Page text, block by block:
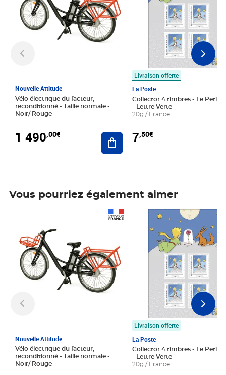
Nouvelle Attitude
Vélo électrique du facteur,
reconditionné - Taille normale -
Noir/ Rouge
1 490,00€ Ajouter au panier
Livraison offerte
La Poste
Collector 4 timbres - Le Petit
- Lettre Verte
20g / France
7,50€
Vous pourriez également aimer
Nouvelle Attitude
Vélo électrique du facteur,
reconditionné - Taille normale -
Noir/ Rouge
Livraison offerte
La Poste
Collector 4 timbres - Le Petit
- Lettre Verte
20g / France
Prix 7,50€